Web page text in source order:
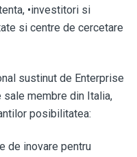
•investitori si
si centre de cercetare
sustinut de Enterprise
sale membre din Italia,
posibilitatea:
de inovare pentru